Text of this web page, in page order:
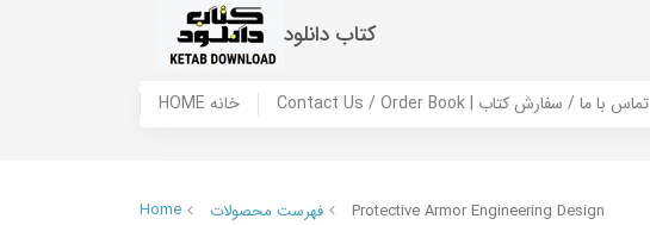
کتاب دانلود
HOME خانه Contact Us / Order Book | تماس با ما / سفارش کتاب
Home فهرست محصولات Protective Armor Engineering Design